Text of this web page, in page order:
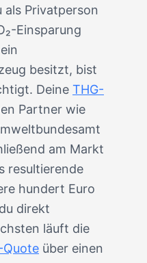
als Privatperson
Einsparung
besitzt, bist
Deine THG-
Partner wie
am Markt
resultierende
hundert Euro
direkt
läuft die
Quote über einen